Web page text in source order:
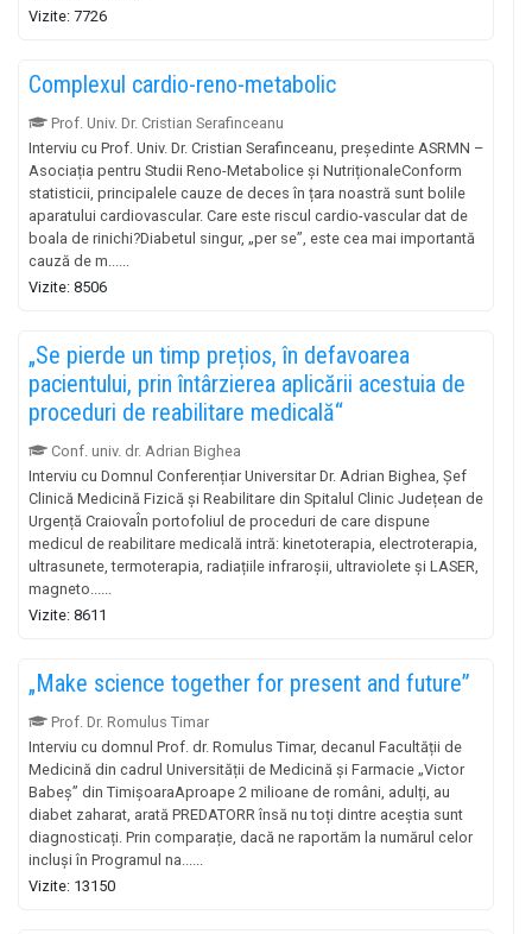
Vizite: 7726
Complexul cardio-reno-metabolic
Prof. Univ. Dr. Cristian Serafinceanu
Interviu cu Prof. Univ. Dr. Cristian Serafinceanu, președinte ASRMN –
Asociația pentru Studii Reno-Metabolice și NutriționaleConform
statisticii, principalele cauze de deces în țara noastră sunt bolile
aparatului cardiovascular. Care este riscul cardio-vascular dat de
boala de rinichi?Diabetul singur, „per se”, este cea mai importantă
cauză de m......
Vizite: 8506
„Se pierde un timp prețios, în defavoarea
pacientului, prin întârzierea aplicării acestuia de
proceduri de reabilitare medicală“
Conf. univ. dr. Adrian Bighea
Interviu cu Domnul Conferențiar Universitar Dr. Adrian Bighea, Șef
Clinică Medicină Fizică și Reabilitare din Spitalul Clinic Județean de
Urgență CraiovaÎn portofoliul de proceduri de care dispune
medicul de reabilitare medicală intră: kinetoterapia, electroterapia,
ultrasunete, termoterapia, radiațiile infraroșii, ultraviolete și LASER,
magneto......
Vizite: 8611
„Make science together for present and future”
Prof. Dr. Romulus Timar
Interviu cu domnul Prof. dr. Romulus Timar, decanul Facultății de
Medicină din cadrul Universității de Medicină și Farmacie „Victor
Babeș” din TimișoaraAproape 2 milioane de români, adulți, au
diabet zaharat, arată PREDATORR însă nu toți dintre aceștia sunt
diagnosticați. Prin comparație, dacă ne raportăm la numărul celor
incluși în Programul na......
Vizite: 13150